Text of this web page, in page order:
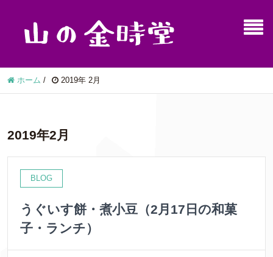
ホーム / 2019年 2月
2019年2月
BLOG
うぐいす餅・煮小豆（2月17日の和菓
子・ランチ）